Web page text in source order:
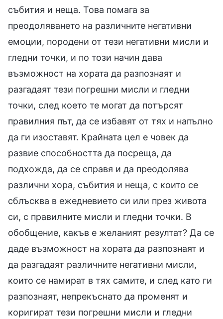
събития и неща. Това помага за
преодоляването на различните негативни
емоции, породени от тези негативни мисли и
гледни точки, и по този начин дава
възможност на хората да разпознаят и
разгадаят тези погрешни мисли и гледни
точки, след което те могат да потърсят
правилния път, да се избавят от тях и напълно
да ги изоставят. Крайната цел е човек да
развие способността да посреща, да
подхожда, да се справя и да преодолява
различни хора, събития и неща, с които се
сблъсква в ежедневието си или през живота
си, с правилните мисли и гледни точки. В
обобщение, какъв е желаният резултат? Да се
даде възможност на хората да разпознаят и
да разгадаят различните негативни мисли,
които се намират в тях самите, и след като ги
разпознаят, непрекъснато да променят и
коригират тези погрешни мисли и гледни